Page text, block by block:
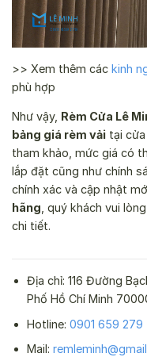
>> Xem thêm các kinh
phù hợp
Như vậy, Rèm Cửa Lê
bảng giá rèm vải tại
tham khảo, mức giá có
lắp đặt cũng như chính
chính xác và cập nhật
hãng , quý khách vui
chi tiết.
Địa chỉ: 116 Đường
Phố Hồ Chí Minh
Hotline: 0901 659 279
Mail: